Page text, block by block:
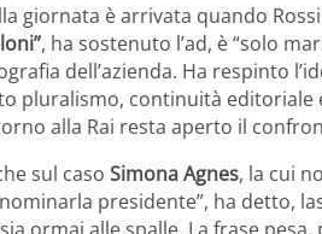
giornata è arrivata quando
, ha sostenuto l’ad, è “solo
dell’azienda. Ha respinto
pluralismo, continuità
alla Rai resta aperto il
sul caso Simona Agnes, la cui
presidente”, ha detto,
ormai alle spalle. La frase